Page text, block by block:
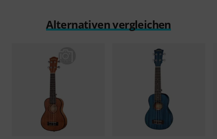
Alternativen vergleichen